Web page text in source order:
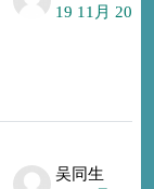
19 11月 2016
吴同生